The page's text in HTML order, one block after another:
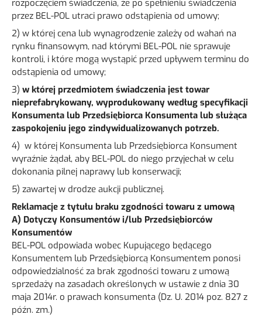
rozpoczęciem świadczenia, że po spełnieniu świadczenia
przez BEL-POL utraci prawo odstąpienia od umowy;
2) w której cena lub wynagrodzenie zależy od wahań na
rynku finansowym, nad którymi BEL-POL nie sprawuje
kontroli, i które mogą wystąpić przed upływem terminu do
odstąpienia od umowy;
3) w której przedmiotem świadczenia jest towar
nieprefabrykowany, wyprodukowany według specyfikacji
Konsumenta lub Przedsiębiorca Konsumenta lub służąca
zaspokojeniu jego zindywidualizowanych potrzeb.
4) w której Konsumenta lub Przedsiębiorca Konsument
wyraźnie żądał, aby BEL-POL do niego przyjechał w celu
dokonania pilnej naprawy lub konserwacji;
5) zawartej w drodze aukcji publicznej.
Reklamacje z tytułu braku zgodności towaru z umową
A) Dotyczy Konsumentów i/lub Przedsiębiorców
Konsumentów
BEL-POL odpowiada wobec Kupującego będącego
Konsumentem lub Przedsiębiorcą Konsumentem ponosi
odpowiedzialność za brak zgodności towaru z umową
sprzedaży na zasadach określonych w ustawie z dnia 30
maja 2014r. o prawach konsumenta (Dz. U. 2014 poz. 827 z
późn. zm.)